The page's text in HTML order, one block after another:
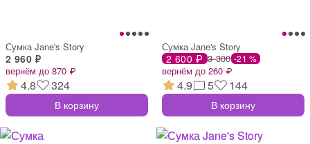
Сумка Jane's Story
2 960 ₽
вернём до 870 ₽
4.8 324
В корзину
Сумка Jane's Story
2 600 ₽ 3 300 -21 %
вернём до 260 ₽
4.9 5 144
В корзину